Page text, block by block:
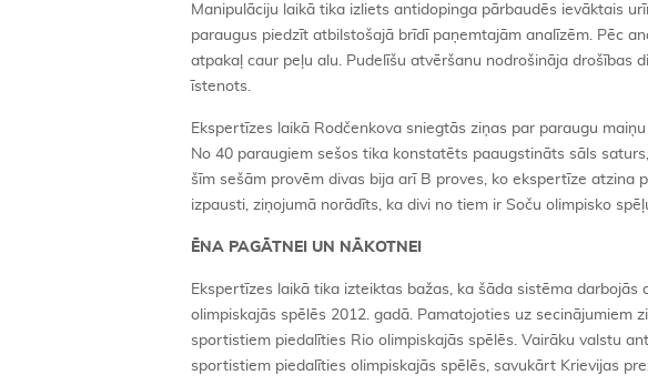
Manipulāciju laikā tika izliets antidopinga pārbaudēs ievāktais
paraugus piedzīt atbilstošajā brīdī paņemtajām analīzēm. Pēc
atpakaļ caur peļu alu. Pudelīšu atvēršanu nodrošināja drošības
īstenots.
Ekspertīzes laikā Rodčenkova sniegtās ziņas par paraugu
No 40 paraugiem sešos tika konstatēts paaugstināts sāls
šīm sešām provēm divas bija arī B proves, ko ekspertīze
izpausti, ziņojumā norādīts, ka divi no tiem ir Soču olimpisko
ĒNA PAGĀTNEI UN NĀKOTNEI
Ekspertīzes laikā tika izteiktas bažas, ka šāda sistēma
olimpiskajās spēlēs 2012. gadā. Pamatojoties uz secinājumiem
sportistiem piedalīties Rio olimpiskajās spēlēs. Vairāku valstu
sportistiem piedalīties olimpiskajās spēlēs, savukārt Krievijas